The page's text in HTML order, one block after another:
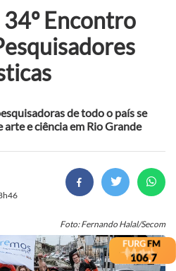
34º Encontro
de todo o país se
e ciência em Rio Grande
Foto: Fernando Halal/Secom